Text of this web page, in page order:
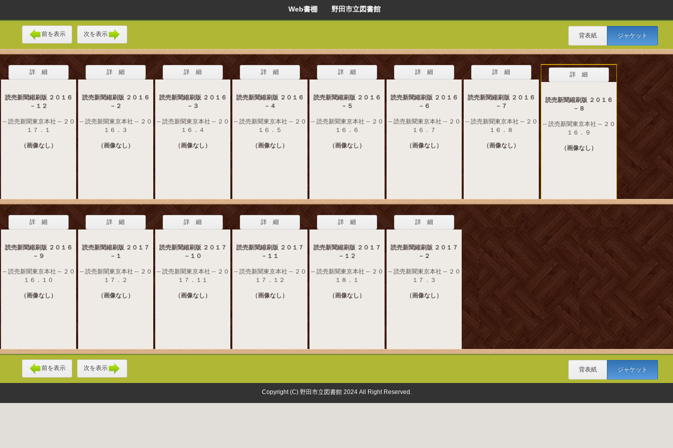
Web書棚 野田市立図書館
前を表示 次を表示 背表紙 ジャケット
詳 細
読売新聞縮刷版 ２０１６
－１２
-- 読売新聞東京本社 -- ２０
１７．１
（画像なし）
詳 細
読売新聞縮刷版 ２０１６
－２
-- 読売新聞東京本社 -- ２０
１６．３
（画像なし）
詳 細
読売新聞縮刷版 ２０１６
－３
-- 読売新聞東京本社 -- ２０
１６．４
（画像なし）
詳 細
読売新聞縮刷版 ２０１６
－４
-- 読売新聞東京本社 -- ２０
１６．５
（画像なし）
詳 細
読売新聞縮刷版 ２０１６
－５
-- 読売新聞東京本社 -- ２０
１６．６
（画像なし）
詳 細
読売新聞縮刷版 ２０１６
－６
-- 読売新聞東京本社 -- ２０
１６．７
（画像なし）
詳 細
読売新聞縮刷版 ２０１６
－７
-- 読売新聞東京本社 -- ２０
１６．８
（画像なし）
詳 細
読売新聞縮刷版 ２０１６
－８
-- 読売新聞東京本社 -- ２０
１６．９
（画像なし）
詳 細
読売新聞縮刷版 ２０１６
－９
-- 読売新聞東京本社 -- ２０
１６．１０
（画像なし）
詳 細
読売新聞縮刷版 ２０１７
－１
-- 読売新聞東京本社 -- ２０
１７．２
（画像なし）
詳 細
読売新聞縮刷版 ２０１７
－１０
-- 読売新聞東京本社 -- ２０
１７．１１
（画像なし）
詳 細
読売新聞縮刷版 ２０１７
－１１
-- 読売新聞東京本社 -- ２０
１７．１２
（画像なし）
詳 細
読売新聞縮刷版 ２０１７
－１２
-- 読売新聞東京本社 -- ２０
１８．１
（画像なし）
詳 細
読売新聞縮刷版 ２０１７
－２
-- 読売新聞東京本社 -- ２０
１７．３
（画像なし）
前を表示 次を表示 背表紙 ジャケット
Copyright (C) 野田市立図書館 2024 All Right Reserved.